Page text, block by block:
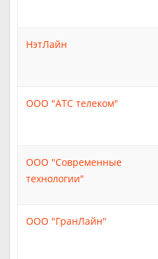
НэтЛайн
ООО "АТС телеком"
ООО "Современные
технологии"
ООО "ГранЛайн"